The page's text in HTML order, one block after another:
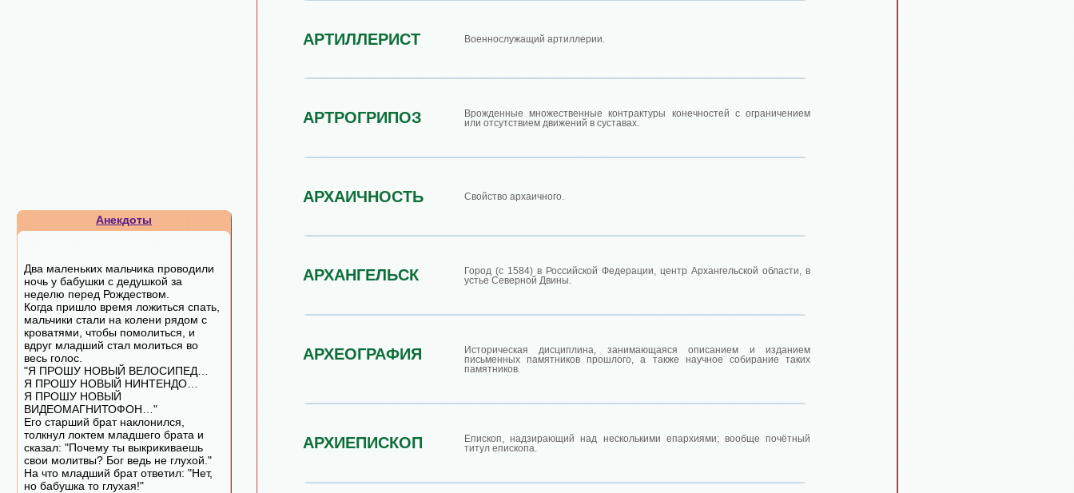
Анекдоты
Два маленьких мальчика проводили
ночь у бабушки с дедушкой за
неделю перед Рождеством.
Когда пришло время ложиться спать,
мальчики стали на колени рядом с
кроватями, чтобы помолиться, и
вдруг младший стал молиться во
весь голос.
"Я ПРОШУ НОВЫЙ ВЕЛОСИПЕД…
Я ПРОШУ НОВЫЙ НИНТЕНДО…
Я ПРОШУ НОВЫЙ
ВИДЕОМАГНИТОФОН…"
Его старший брат наклонился,
толкнул локтем младшего брата и
сказал: "Почему ты выкрикиваешь
свои молитвы? Бог ведь не глухой."
На что младший брат ответил: "Нет,
но бабушка то глухая!"
АРТИЛЛЕРИСТ Военнослужащий артиллерии.
АРТРОГРИПОЗ
Врожденные множественные контрактуры конечностей с ограничением
или отсутствием движений в суставах.
АРХАИЧНОСТЬ Свойство архаичного.
АРХАНГЕЛЬСК
Город (с 1584) в Российской Федерации, центр Архангельской области, в
устье Северной Двины.
АРХЕОГРАФИЯ
Историческая дисциплина, занимающаяся описанием и изданием
письменных памятников прошлого, а также научное собирание таких
памятников.
АРХИЕПИСКОП
Епископ, надзирающий над несколькими епархиями; вообще почётный
титул епископа.